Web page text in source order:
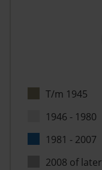
T/m 1945
1946 - 1980
1981 - 2007
2008 of later